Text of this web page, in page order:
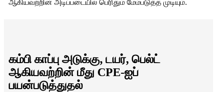
ஆகியவற்றின் அடிப்படையில் பெரிதும் மேம்படுத்த முடியும்.
கம்பி காப்பு அடுக்கு, டயர், பெல்ட்
ஆகியவற்றின் மீது CPE-ஐப்
பயன்படுத்துதல்